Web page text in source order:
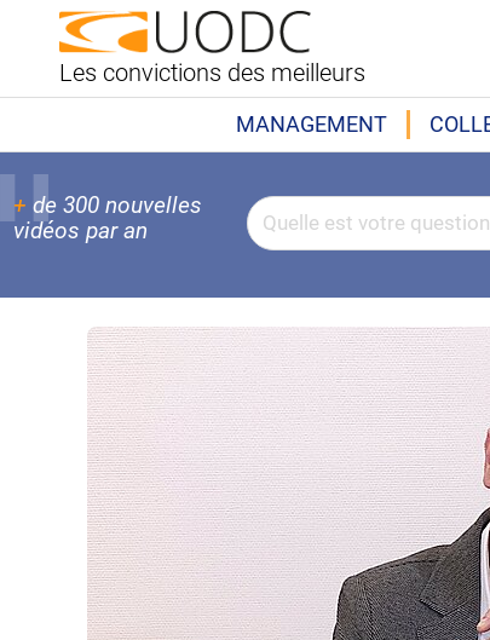
Les convictions des meilleurs
MANAGEMENT
+ de 300 nouvelles
vidéos par an